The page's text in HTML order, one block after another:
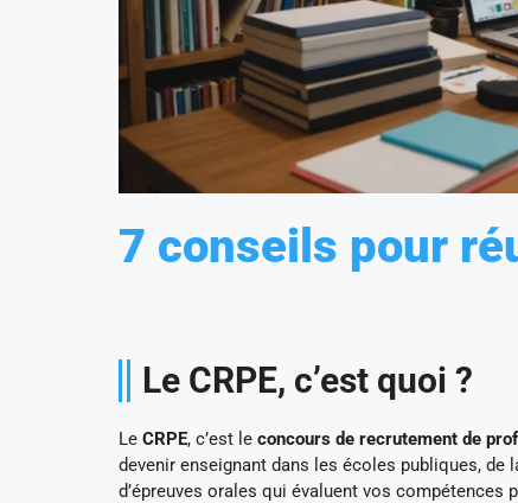
7 conseils pour
Le CRPE, c’est quoi ?
Le CRPE, c’est le concours de recrutement de
devenir enseignant dans les écoles publiques, de
d’épreuves orales qui évaluent vos